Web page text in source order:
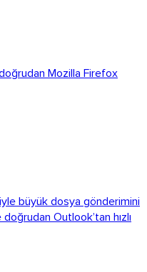
Mozilla Firefox
büyük dosya gönderimini
Outlook’tan hızlı